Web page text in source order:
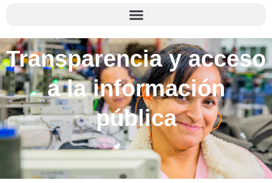
Transparencia y acceso
a la información
pública